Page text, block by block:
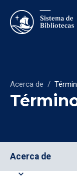
Acerca de /
Acerca de
expand_more